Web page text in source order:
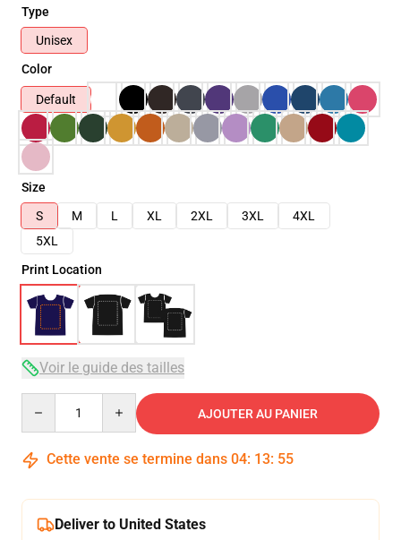
Type
Unisex
Color
Default
Size
S
M L XL 2XL 3XL
4XL
5XL
Print Location
Voir le guide des tailles
AJOUTER AU PANIER
Cette vente se termine dans 04: 13: 54
Deliver to United States